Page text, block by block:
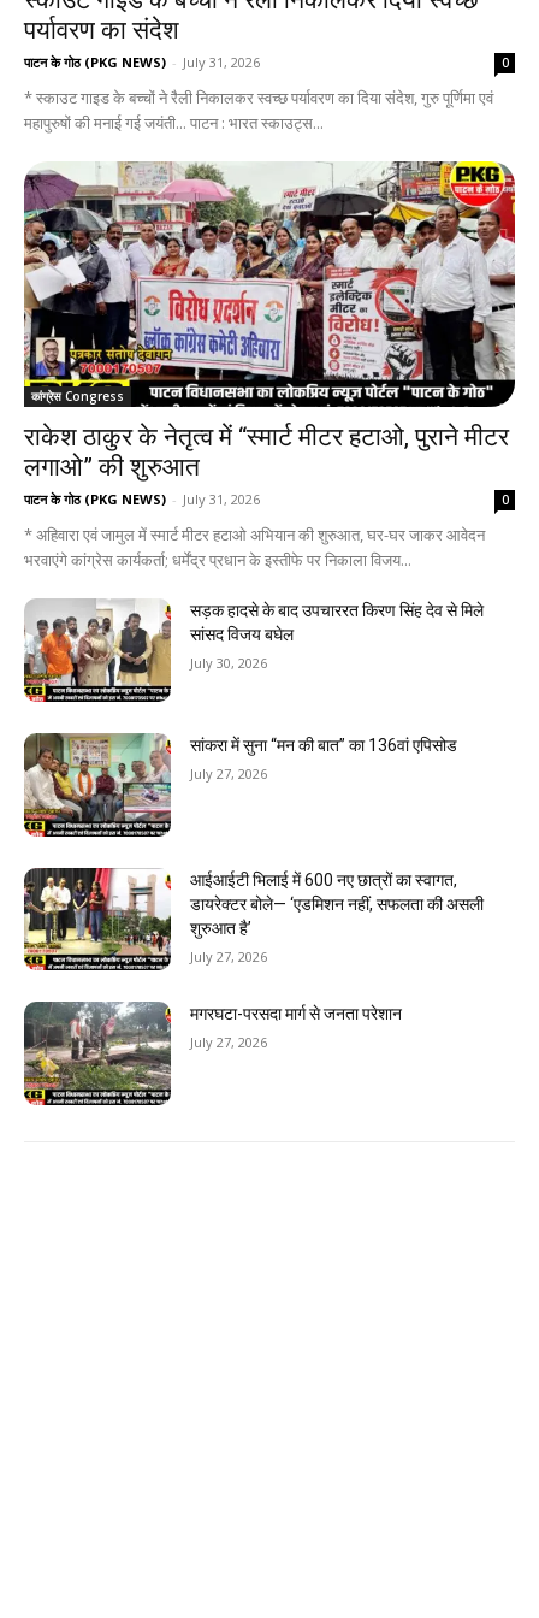
पर्यावरण का संदेश
पाटन के गोठ (PKG NEWS) - July 31, 2026 0
* स्काउट गाइड के बच्चों ने रैली निकालकर स्वच्छ पर्यावरण का दिया संदेश, गुरु पूर्णिमा एवं
महापुरुषों की मनाई गई जयंती... पाटन : भारत स्काउट्स...
कांग्रेस Congress
राकेश ठाकुर के नेतृत्व में “स्मार्ट मीटर हटाओ, पुराने मीटर
लगाओ” की शुरुआत
पाटन के गोठ (PKG NEWS) - July 31, 2026 0
* अहिवारा एवं जामुल में स्मार्ट मीटर हटाओ अभियान की शुरुआत, घर-घर जाकर आवेदन
भरवाएंगे कांग्रेस कार्यकर्ता; धर्मेंद्र प्रधान के इस्तीफे पर निकाला विजय...
सड़क हादसे के बाद उपचाररत किरण सिंह देव से मिले
सांसद विजय बघेल
July 30, 2026
सांकरा में सुना “मन की बात” का 136वां एपिसोड
July 27, 2026
आईआईटी भिलाई में 600 नए छात्रों का स्वागत,
डायरेक्टर बोले— ‘एडमिशन नहीं, सफलता की असली
शुरुआत है’
July 27, 2026
मगरघटा-परसदा मार्ग से जनता परेशान
July 27, 2026